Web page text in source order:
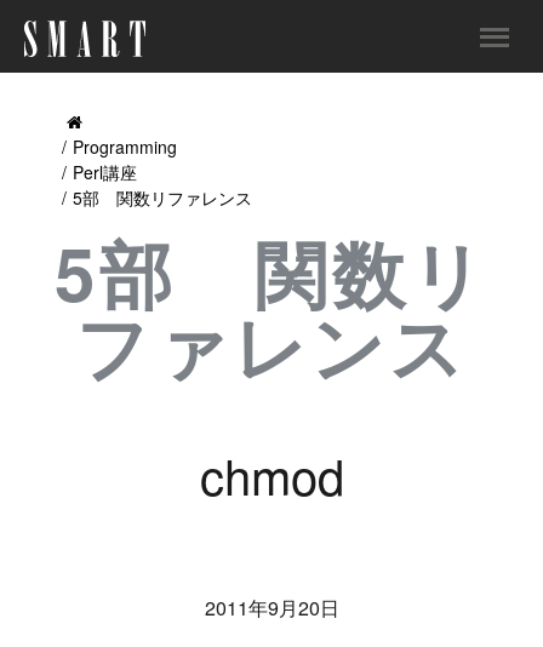
Programming
Perl講座
5部 関数リファレンス
5部 関数リ
ファレンス
chmod
2011年9月20日